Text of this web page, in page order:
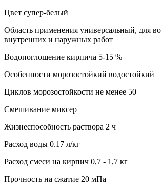
Цвет супер-белый
Область применения универсальный, для
внутренних и наружных работ
Водопоглощение кирпича 5-15 %
Особенности морозостойкий водостойкий
Циклов морозостойкости не менее 50
Смешивание миксер
Жизнеспособность раствора 2 ч
Расход воды 0.17 л/кг
Расход смеси на кирпич 0,7 - 1,7 кг
Прочность на сжатие 20 мПа